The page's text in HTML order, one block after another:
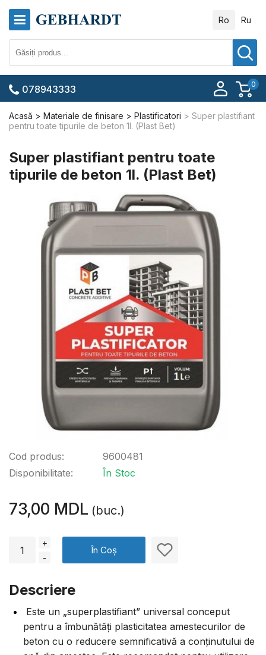
Ro Ru
0
078943333
Acasă Materiale de finisare Plastificatori
Super plastifiant
pentru toate tipurile de beton 1l. (Plast Bet)
Super plastifiant pentru toate
tipurile de beton 1l. (Plast Bet)
Cod produs:
Disponibilitate:
9600481
În Stoc
73,00 MDL (buc.)
+
-
În Coș
Descriere
Este un „superplastifiant” universal conceput
pentru a îmbunătăți plasticitatea amestecurilor de
beton cu o reducere semnificativă a conținutului de